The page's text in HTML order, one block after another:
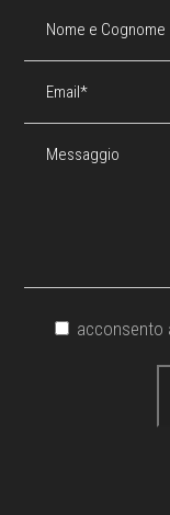
acconsento